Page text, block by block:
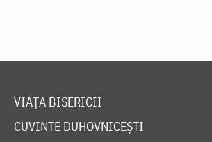
VIAȚA BISERICII
CUVINTE DUHOVNICEȘTI